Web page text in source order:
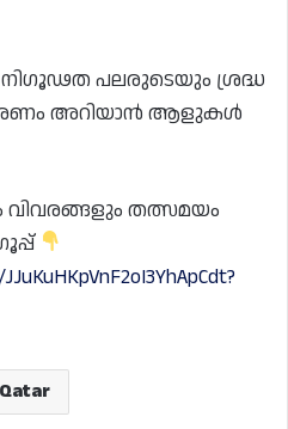
നിഗൂഢത പലരുടെയും ശ്രദ്ധ
കാരണം അറിയാൻ ആളുകൾ
തത്സമയം
Qatar